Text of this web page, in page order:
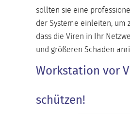
sollten sie eine
der Systeme einleiten, um
dass die Viren in Ihr
und größeren Schaden
Workstation vor
schützen!